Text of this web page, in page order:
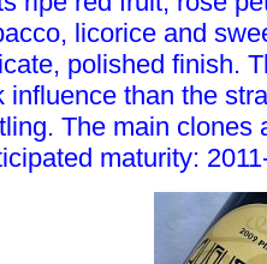
licorice and
polished finish.
influence than the
The main clones
maturity: